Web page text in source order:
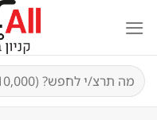
חיפוש
עבור: